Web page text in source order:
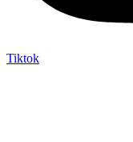
Tiktok